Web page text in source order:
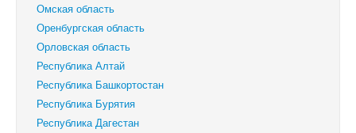
Омская область
Оренбургская область
Орловская область
Республика Алтай
Республика Башкортостан
Республика Бурятия
Республика Дагестан